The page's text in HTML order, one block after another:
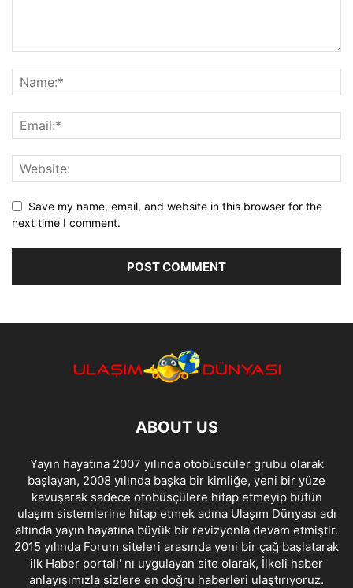
Save my name, email, and website in this browser for the
next time I comment.
ABOUT US
Yayın hayatına 2007 yılında otobüscüler grubu olarak
başlayan, 2008 yılında başka bir kimliğe, yeni bir yüze
kavuşarak sadece otobüsçülere hitap etmeyip bütün
ulaşım sistemlerine hitap etmek adına Ulaşım Dünyası adı
altında yayın hayatına büyük bir revizyonla devam etmiştir.
2015 yılında Forum siteleri arasında yeni bir çağ başlatarak
ilk Haber portalı' nı uygulayan site olarak, İlkeli haber
anlayışımızla sizlere en doğru haberleri ulaştırıyoruz.